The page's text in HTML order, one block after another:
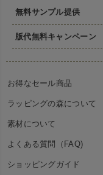
無料サンプル提供
版代無料キャンペーン
お得なセール商品
ラッピングの森について
素材について
よくある質問（FAQ)
ショッピングガイド